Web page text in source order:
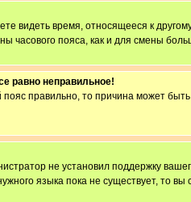
видеть время, относящееся к
часового пояса, как и для смены
равно неправильное!
пояс правильно, то причина может
не установил поддержку
языка пока не существует, то